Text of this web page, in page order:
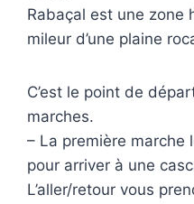
Rabaçal est une zone
mileur d’une plaine
C’est le point de
marches.
– La première marche
pour arriver à une
L’aller/retour vous